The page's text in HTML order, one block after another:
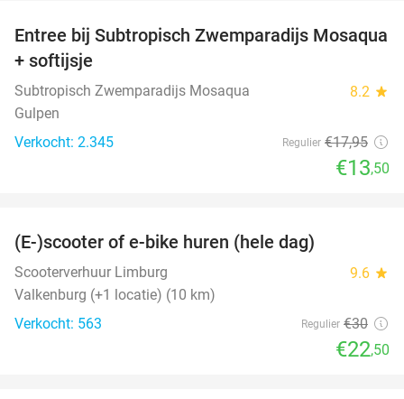
25%
Entree bij Subtropisch Zwemparadijs Mosaqua
+ softijsje
Subtropisch Zwemparadijs Mosaqua 8.2 star
Gulpen
Verkocht: 2.345
Regulier €17,95
€13,50
(E-)scooter of e-bike huren (hele dag)
Scooterverhuur Limburg 9.6 star
Valkenburg (+1 locatie) (10 km)
Verkocht: 563
Regulier €30
€22,50